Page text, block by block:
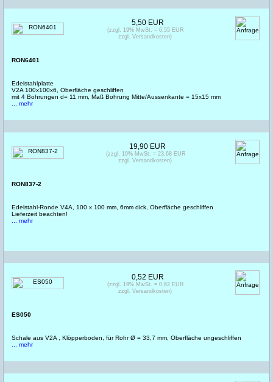
RON6401
Edelstahlplatte
V2A 100x100x6, Oberfläche geschliffen
mit 4 Bohrungen d= 11 mm, Maß Bohrung Mitte/Aussenkante = 15x15 mm
... mehr
5,50 EUR
(zzgl. 19% MwSt. = 6,55 EUR
zzgl. Versandkosten)
RON837-2
Edelstahl-Ronde V4A, 100 x 100 mm, 6mm dick, Oberfläche geschliffen
Lieferzeit beachten!
... mehr
19,90 EUR
(zzgl. 19% MwSt. = 23,68 EUR
zzgl. Versandkosten)
ES050
Schale aus V2A , Klöpperboden, für Rohr Ø = 33,7 mm, Oberfläche ungeschliffen
... mehr
0,52 EUR
(zzgl. 19% MwSt. = 0,62 EUR
zzgl. Versandkosten)